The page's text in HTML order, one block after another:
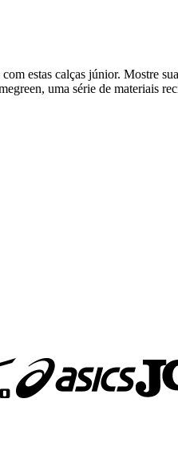
estas calças júnior. Mostre
uma série de materiais